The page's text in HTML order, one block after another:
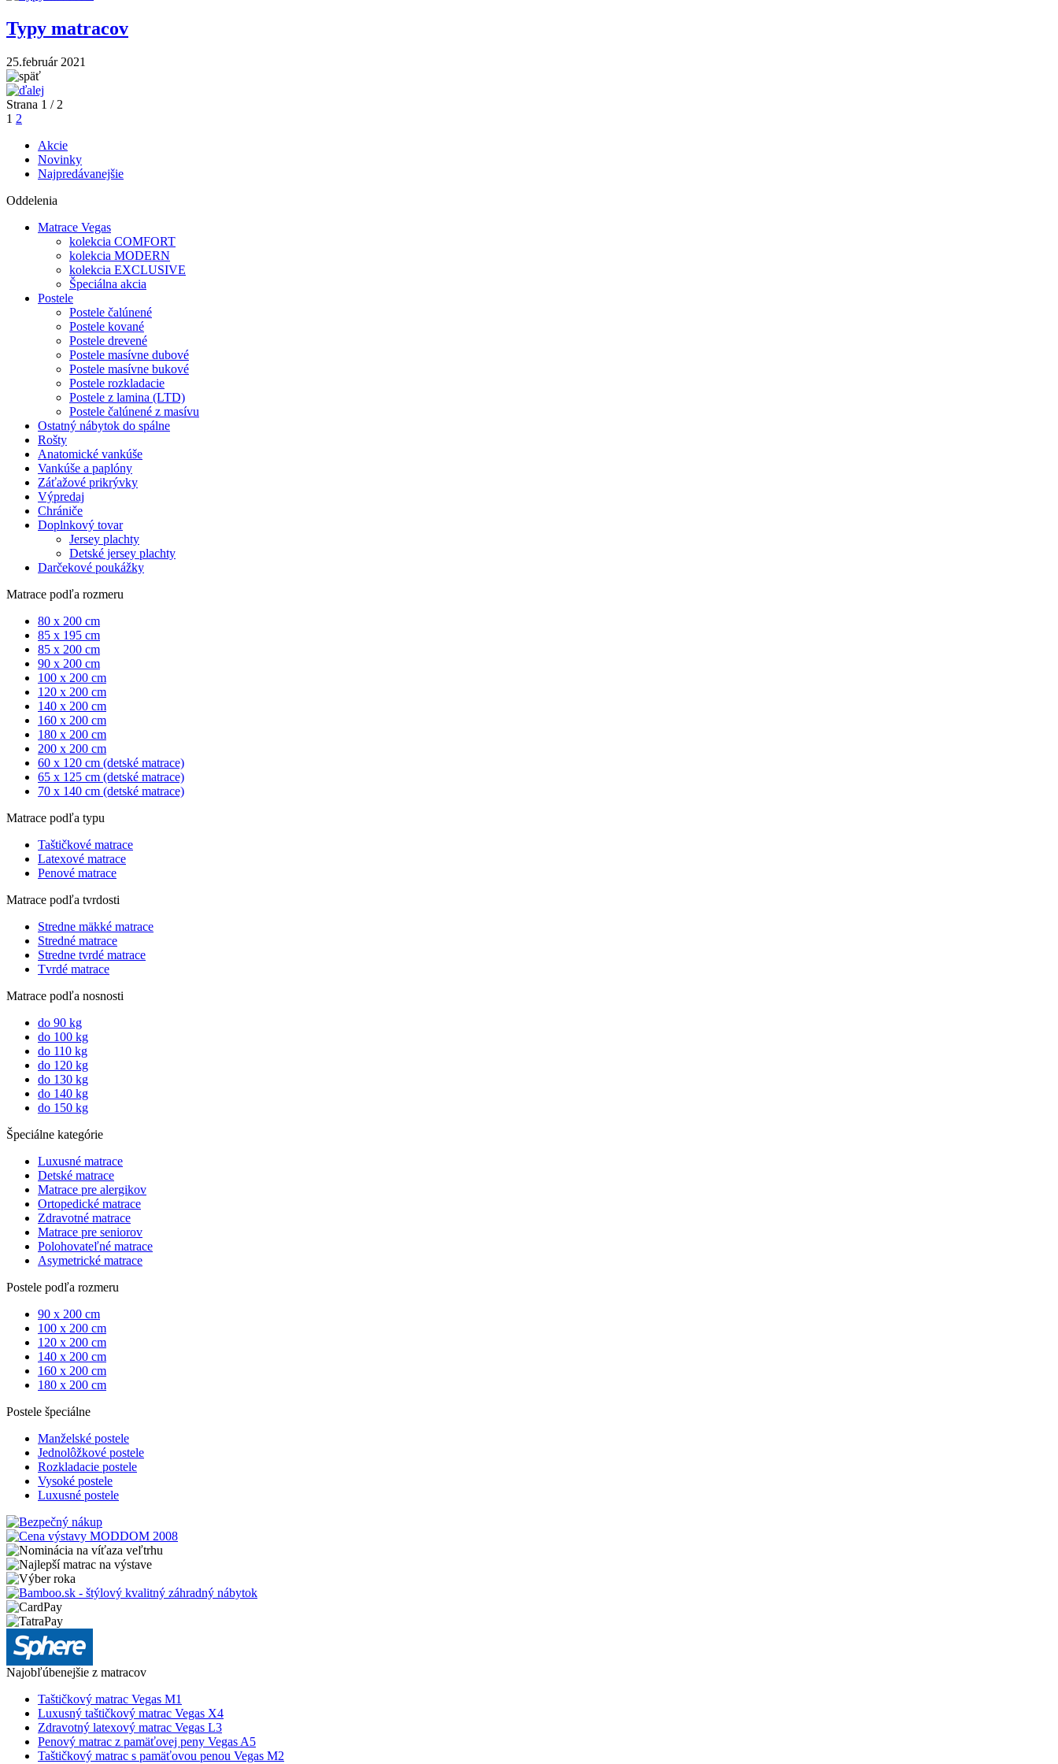
Typy matracov
25.február 2021
Strana 1 / 2
1 2
Akcie
Novinky
Najpredávanejšie
Oddelenia
Matrace Vegas
kolekcia COMFORT
kolekcia MODERN
kolekcia EXCLUSIVE
Špeciálna akcia
Postele
Postele čalúnené
Postele kované
Postele drevené
Postele masívne dubové
Postele masívne bukové
Postele rozkladacie
Postele z lamina (LTD)
Postele čalúnené z masívu
Ostatný nábytok do spálne
Rošty
Anatomické vankúše
Vankúše a paplóny
Záťažové prikrývky
Výpredaj
Chrániče
Doplnkový tovar
Jersey plachty
Detské jersey plachty
Darčekové poukážky
Matrace podľa rozmeru
80 x 200 cm
85 x 195 cm
85 x 200 cm
90 x 200 cm
100 x 200 cm
120 x 200 cm
140 x 200 cm
160 x 200 cm
180 x 200 cm
200 x 200 cm
60 x 120 cm (detské matrace)
65 x 125 cm (detské matrace)
70 x 140 cm (detské matrace)
Matrace podľa typu
Taštičkové matrace
Latexové matrace
Penové matrace
Matrace podľa tvrdosti
Stredne mäkké matrace
Stredné matrace
Stredne tvrdé matrace
Tvrdé matrace
Matrace podľa nosnosti
do 90 kg
do 100 kg
do 110 kg
do 120 kg
do 130 kg
do 140 kg
do 150 kg
Špeciálne kategórie
Luxusné matrace
Detské matrace
Matrace pre alergikov
Ortopedické matrace
Zdravotné matrace
Matrace pre seniorov
Polohovateľné matrace
Asymetrické matrace
Postele podľa rozmeru
90 x 200 cm
100 x 200 cm
120 x 200 cm
140 x 200 cm
160 x 200 cm
180 x 200 cm
Postele špeciálne
Manželské postele
Jednolôžkové postele
Rozkladacie postele
Vysoké postele
Luxusné postele
Najobľúbenejšie z matracov
Taštičkový matrac Vegas M1
Luxusný taštičkový matrac Vegas X4
Zdravotný latexový matrac Vegas L3
Penový matrac z pamäťovej peny Vegas A5
Taštičkový matrac s pamäťovou penou Vegas M2